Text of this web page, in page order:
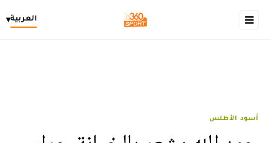
العربية▾
أسود الأطلس